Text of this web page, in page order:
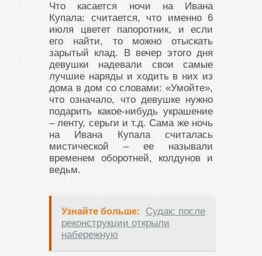
Что касается ночи на Ивана
Купала: считается, что именно 6
июля цветет папоротник, и если
его найти, то можно отыскать
зарытый клад. В вечер этого дня
девушки надевали свои самые
лучшие наряды и ходить в них из
дома в дом со словами: «Умойте»,
что означало, что девушке нужно
подарить какое-нибудь украшение
– ленту, серьги и т.д. Сама же ночь
на Ивана Купала считалась
мистической – ее называли
временем оборотней, колдунов и
ведьм.
Узнайте больше:
Судак: после
реконструкции открыли
набережную